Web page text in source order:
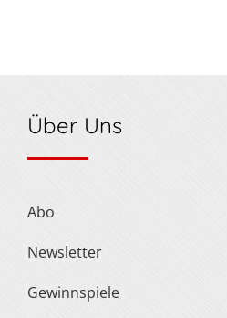
Über Uns
Abo
Newsletter
Gewinnspiele